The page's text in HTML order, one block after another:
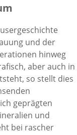
und der
hinweg
aber auch in
so stellt dies
geprägten
und
bei rascher